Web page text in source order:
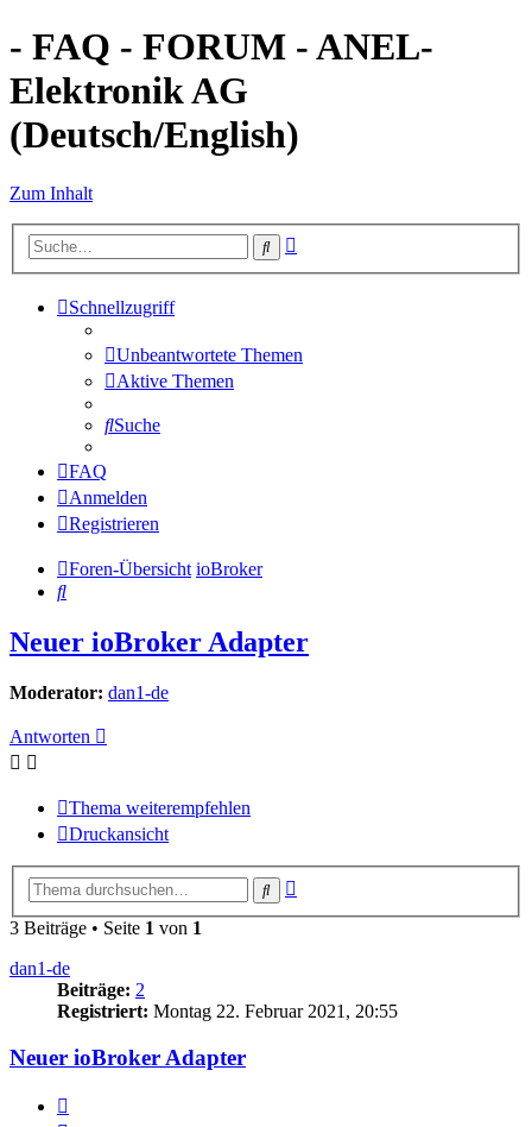
- FAQ - FORUM - ANEL-
Elektronik AG
(Deutsch/English)
Zum Inhalt
Suche
Schnellzugriff
Unbeantwortete Themen
Aktive Themen
Suche
FAQ
Anmelden
Registrieren
Foren-Übersicht ioBroker
Suche
Neuer ioBroker Adapter
Moderator: dan1-de
Antworten
Thema weiterempfehlen
Druckansicht
Suche
3 Beiträge • Seite 1 von 1
dan1-de
Beiträge: 2
Registriert: Montag 22. Februar 2021, 20:55
Neuer ioBroker Adapter